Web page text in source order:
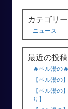
カテゴリー
ニュース
最近の投稿
🔥ベル湯の
【ベル湯の
【ベル湯の
り】